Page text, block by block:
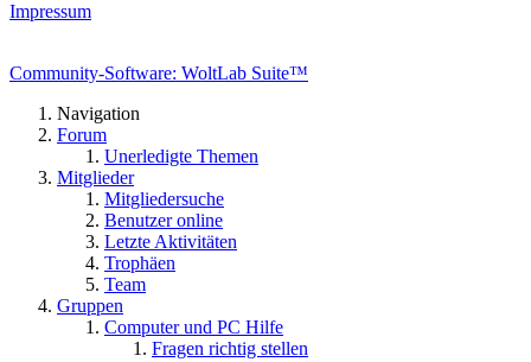
Impressum
Community-Software: WoltLab Suite™
Navigation
Forum
Unerledigte Themen
Mitglieder
Mitgliedersuche
Benutzer online
Letzte Aktivitäten
Trophäen
Team
Gruppen
Computer und PC Hilfe
Fragen richtig stellen